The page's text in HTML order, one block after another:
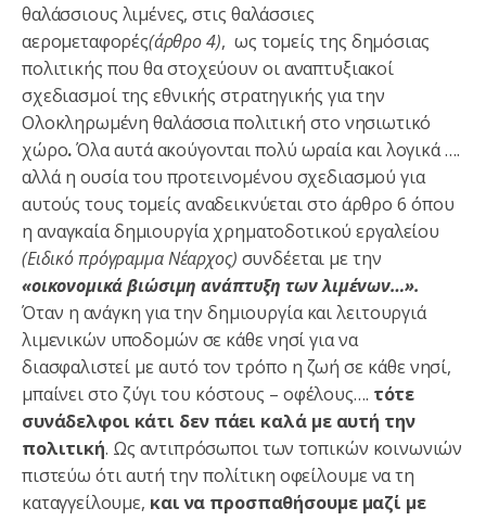
θαλάσσιους λιμένες, στις θαλάσσιες
αερομεταφορές(άρθρο 4), ως τομείς της δημόσιας
πολιτικής που θα στοχεύουν οι αναπτυξιακοί
σχεδιασμοί της εθνικής στρατηγικής για την
Ολοκληρωμένη θαλάσσια πολιτική στο νησιωτικό
χώρο.Όλα αυτά ακούγονται πολύ ωραία και λογικά ….
αλλά η ουσία του προτεινομένου σχεδιασμού για
αυτούς τους τομείς αναδεικνύεται στο άρθρο 6 όπου
η αναγκαία δημιουργία χρηματοδοτικού εργαλείου
(Ειδικό πρόγραμμα Νέαρχος) συνδέεται με την
«οικονομικά βιώσιμη ανάπτυξη των λιμένων…».
Όταν η ανάγκη για την δημιουργία και λειτουργιά
λιμενικών υποδομών σε κάθε νησί για να
διασφαλιστεί με αυτό τον τρόπο η ζωή σε κάθε νησί,
μπαίνει στο ζύγι του κόστους – οφέλους…. τότε
συνάδελφοι κάτι δεν πάει καλά με αυτή την
πολιτική. Ως αντιπρόσωποι των τοπικών κοινωνιών
πιστεύω ότι αυτή την πολίτικη οφείλουμε να τη
καταγγείλουμε, και να προσπαθήσουμε μαζί με